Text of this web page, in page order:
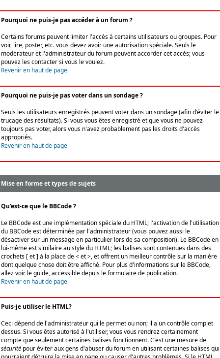
Pourquoi ne puis-je pas accéder à un forum ?
Certains forums peuvent limiter l'accès à certains utilisateurs ou groupes. Pour
voir, lire, poster, etc. vous devez avoir une autorisation spéciale. Seuls le
modérateur et l'administrateur du forum peuvent accorder cet accès; vous
pouvez les contacter si vous le voulez.
Revenir en haut de page
Pourquoi ne puis-je pas voter dans un sondage ?
Seuls les utilisateurs enregistrés peuvent voter dans un sondage (afin d'éviter le
trucage des résultats). Si vous vous êtes enregistré et que vous ne pouvez
toujours pas voter, alors vous n'avez probablement pas les droits d'accès
appropriés.
Revenir en haut de page
Mise en forme et types de sujets
Qu'est-ce que le BBCode ?
Le BBCode est une implémentation spéciale du HTML; l'activation de l'utilisation
du BBCode est déterminée par l'administrateur (vous pouvez aussi le
désactiver sur un message en particulier lors de sa composition). Le BBCode en
lui-même est similaire au style du HTML; les balises sont contenues dans des
crochets [ et ] à la place de < et >, et offrent un meilleur contrôle sur la manière
dont quelque chose doit être affiché. Pour plus d'informations sur le BBCode,
allez voir le guide, accessible depuis le formulaire de publication.
Revenir en haut de page
Puis-je utiliser le HTML?
Ceci dépend de l'administrateur qui le permet ou non; il a un contrôle complet
dessus. Si vous êtes autorisé à l'utiliser, vous vous rendrez certainement
compte que seulement certaines balises fonctionnent. C'est une mesure de
sécurité pour éviter aux gens d'abuser du forum en utilisant certaines balises qui